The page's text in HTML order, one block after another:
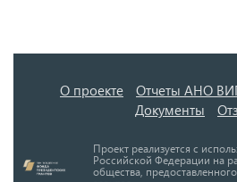
О проекте Отчеты АНО
Документы
Проект реализуется с
Российской Федерации на
общества,